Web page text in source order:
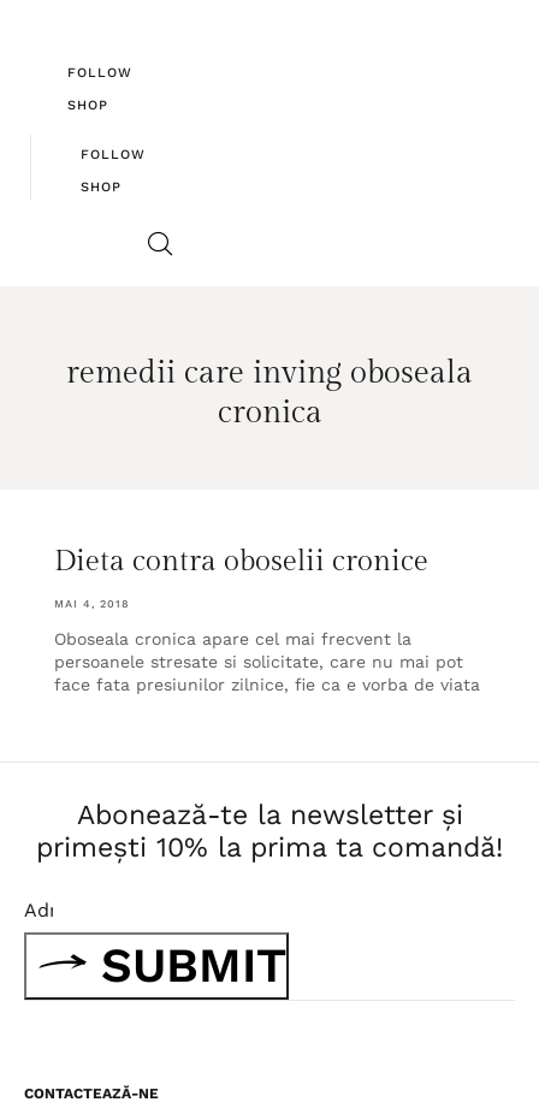
FOLLOW
SHOP
FOLLOW
SHOP
remedii care inving oboseala
cronica
Dieta contra oboselii cronice
MAI 4, 2018
Oboseala cronica apare cel mai frecvent la
persoanele stresate si solicitate, care nu mai pot
face fata presiunilor zilnice, fie ca e vorba de viata
Abonează-te la newsletter și
primești 10% la prima ta comandă!
SUBMIT
CONTACTEAZĂ-NE